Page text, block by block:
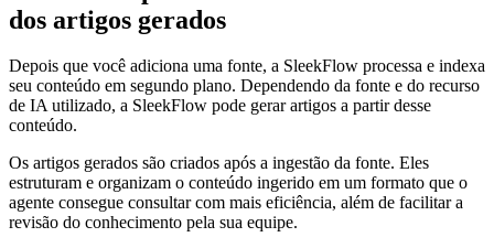
dos artigos gerados
Depois que você adiciona uma fonte, a SleekFlow processa e indexa
seu conteúdo em segundo plano. Dependendo da fonte e do recurso
de IA utilizado, a SleekFlow pode gerar artigos a partir desse
conteúdo.
Os artigos gerados são criados após a ingestão da fonte. Eles
estruturam e organizam o conteúdo ingerido em um formato que o
agente consegue consultar com mais eficiência, além de facilitar a
revisão do conhecimento pela sua equipe.